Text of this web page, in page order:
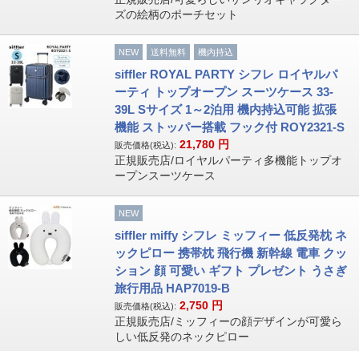
ズの絵柄のポーチセット
NEW 送料無料 機内持込
siffler ROYAL PARTY シフレ ロイヤルパ
ーティ トップオープン スーツケース 33-
39L Sサイズ 1～2泊用 機内持込可能 拡張
機能 ストッパー搭載 フック付 ROY2321-S
販売価格(税込): 21,780 円
正規販売店/ロイヤルパーティ多機能トップオ
ープンスーツケース
NEW
siffler miffy シフレ ミッフィー 低反発枕 ネ
ックピロー 携帯枕 飛行機 新幹線 電車 クッ
ション 顔 可愛い ギフト プレゼント うさぎ
旅行用品 HAP7019-B
販売価格(税込): 2,750 円
正規販売店/ミッフィーの顔デザインが可愛ら
しい低反発のネックピロー